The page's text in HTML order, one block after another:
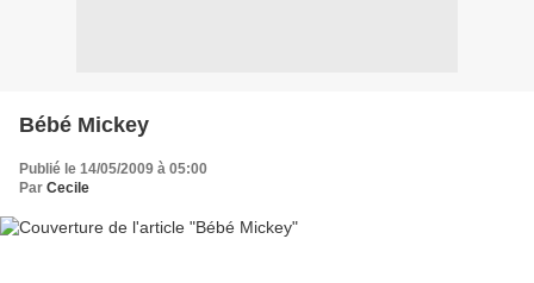
Bébé Mickey
Publié le 14/05/2009 à 05:00
Par Cecile